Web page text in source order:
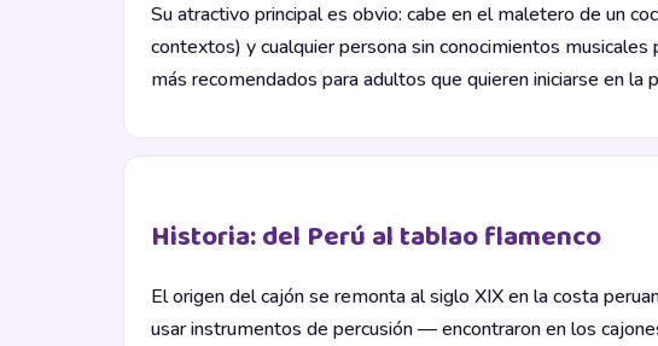
Su atractivo principal es obvio: cabe en el maletero de un
contextos) y cualquier persona sin conocimientos
más recomendados para adultos que quieren iniciarse en la
Historia: del Perú al tablao flamenco
El origen del cajón se remonta al siglo XIX en la costa
usar instrumentos de percusión — encontraron en los